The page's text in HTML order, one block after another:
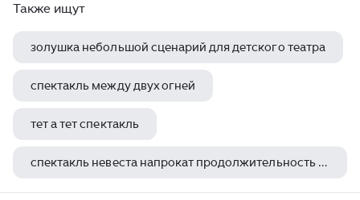
Также ищут
золушка небольшой сценарий для детского театра
спектакль между двух огней
тет а тет спектакль
спектакль невеста напрокат продолжительность спектакля